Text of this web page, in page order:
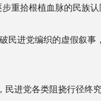
重拾根植血脉的民族认
进党编织的虚假叙事
进党各类阻挠行径终